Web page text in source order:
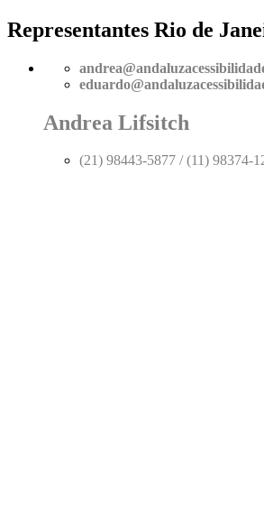
Representantes Rio de
Andrea Lifsitch
(21) 98443-5877 / (11) 98374-